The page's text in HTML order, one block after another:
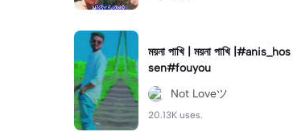
ময়না পাখি | ময়না পাখি |#anis_hos
sen#fouyou
Not Loveツ
20.13K uses.